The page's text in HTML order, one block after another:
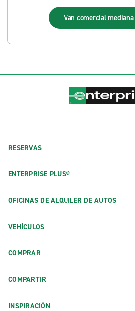
Van comercial mediana
RESERVAS
ENTERPRISE PLUS®
OFICINAS DE ALQUILER DE AUTOS
VEHÍCULOS
COMPRAR
COMPARTIR
INSPIRACIÓN